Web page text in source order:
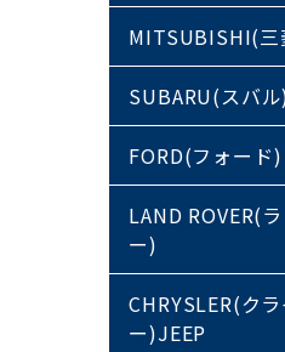
MITSUBISHI(三
SUBARU(スバ
FORD(フォード)
LAND ROVER(
ー)
CHRYSLER(ク
ー)JEEP